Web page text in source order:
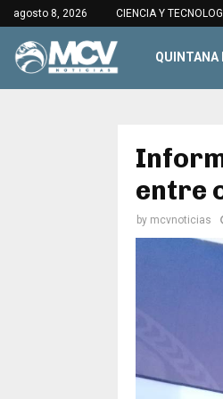
agosto 8, 2026 CIENCIA Y
QUINTANA
entre
by mcvnoticias